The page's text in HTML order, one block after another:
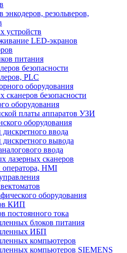
энкодеров, резольверов,
устройств
LED-экранов
питания
безопасности
PLC
оборудования
сканеров безопасности
оборудования
платы аппаратов УЗИ
оборудования
ввода
вывода
ввода
лазерных сканеров
HMI
оборудования
КИП
постоянного тока
блоков питания
ИБП
компьютеров
компьютеров SIEMENS